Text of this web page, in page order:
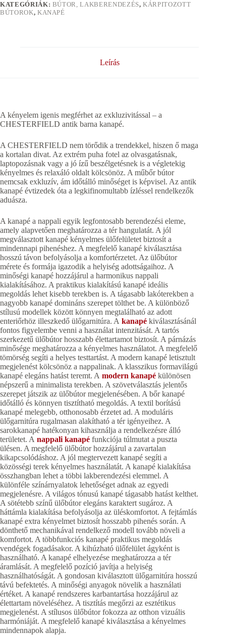
KATEGÓRIÁK: BÚTOR, LAKBERENDEZÉS,KÁRPITOZOTT
BÚTOROK, KANAPÉ
Leírás
A kényelem igenis megférhet az exkluzivitással – a
CHESTERFIELD antik barna kanapé.
A CHESTERFIELD nem törődik a trendekkel, hiszen ő maga
a kortalan divat. Az extrém puha fotel az olvasgatásnak,
laptopozásnak vagy a jó ízű beszélgetésnek is a végletekig
kényelmes és relaxáló oldalt kölcsönöz. A műbőr bútor
nemcsak exkluzív, ám időtálló minőséget is képvisel. Az antik
kanapé évtizedek óta a legkifinomultabb ízléssel rendelkezők
aduásza.
A kanapé a nappali egyik legfontosabb berendezési eleme,
amely alapvetően meghatározza a tér hangulatát. A jól
megválasztott kanapé kényelmes ülőfelületet biztosít a
mindennapi pihenéshez. A megfelelő kanapé kiválasztása
hosszú távon befolyásolja a komfortérzetet. Az ülőbútor
mérete és formája igazodik a helyiség adottságaihoz. A
minőségi kanapé hozzájárul a harmonikus nappali
kialakításához. A praktikus kialakítású kanapé ideális
megoldás lehet kisebb terekben is. A tágasabb lakóterekben a
nagyobb kanapé domináns szerepet tölthet be. A különböző
stílusú modellek között könnyen megtalálható az adott
enteriőrhöz illeszkedő ülőgarnitúra. A kanapé kiválasztásánál
fontos figyelembe venni a használat intenzitását. A tartós
szerkezetű ülőbútor hosszabb élettartamot biztosít. A párnázás
minősége meghatározza a kényelmes használatot. A megfelelő
tömörség segíti a helyes testtartást. A modern kanapé letisztult
megjelenést kölcsönöz a nappalinak. A klasszikus formavilágú
kanapé elegáns hatást teremt. A modern kanapé különösen
népszerű a minimalista terekben. A szövetválasztás jelentős
szerepet játszik az ülőbútor megjelenésében. A bőr kanapé
időtálló és könnyen tisztítható megoldás. A textil borítású
kanapé melegebb, otthonosabb érzetet ad. A moduláris
ülőgarnitúra rugalmasan alakítható a tér igényeihez. A
sarokkanapé hatékonyan kihasználja a rendelkezésre álló
területet. A nappali kanapé funkciója túlmutat a puszta
ülésen. A megfelelő ülőbútor hozzájárul a zavartalan
kikapcsolódáshoz. A jól megtervezett kanapé segíti a
közösségi terek kényelmes használatát. A kanapé kialakítása
összhangban lehet a többi lakberendezési elemmel. A
különféle színárnyalatok lehetőséget adnak az egyedi
megjelenésre. A világos tónusú kanapé tágasabb hatást kelthet.
A sötétebb színű ülőbútor elegáns karaktert sugároz. A
háttámla kialakítása befolyásolja az üléskomfortot. A fejtámlás
kanapé extra kényelmet biztosít hosszabb pihenés során. A
dönthető mechanikával rendelkező modell tovább növeli a
komfortot. A többfunkciós kanapé praktikus megoldás
vendégek fogadásakor. A kihúzható ülőfelület ágyként is
használható. A kanapé elhelyezése meghatározza a tér
áramlását. A megfelelő pozíció javítja a helyiség
használhatóságát. A gondosan kiválasztott ülőgarnitúra hosszú
távú befektetés. A minőségi anyagok növelik a használati
értéket. A kanapé rendszeres karbantartása hozzájárul az
élettartam növeléséhez. A tisztítás megőrzi az esztétikus
megjelenést. A stílusos ülőbútor fokozza az otthon vizuális
harmóniáját. A megfelelő kanapé kiválasztása a kényelmes
mindennapok alapja.